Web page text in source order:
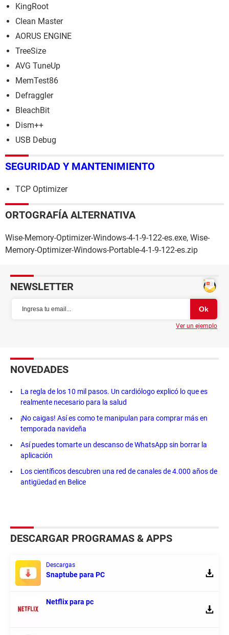
KingRoot
Clean Master
AORUS ENGINE
TreeSize
AVG TuneUp
MemTest86
Defraggler
BleachBit
Dism++
USB Debug
SEGURIDAD Y MANTENIMIENTO
TCP Optimizer
ORTOGRAFÍA ALTERNATIVA
Wise-Memory-Optimizer-Windows-4-1-9-122-es.exe, Wise-
Memory-Optimizer-Windows-Portable-4-1-9-122-es.zip
NEWSLETTER
Ver un ejemplo
NOVEDADES
La regla de los 10 mil pasos. Un cardiólogo explicó lo que es
realmente necesario para la salud
¡No caigas! Así es como te manipulan para comprar más en
temporada navideña
Así puedes tomarte un descanso de WhatsApp sin borrar la
aplicación
Los científicos descubren una red de canales de 4.000 años de
antigüedad en Belice
DESCARGAR PROGRAMAS & APPS
Descargas
Snaptube para PC
Netflix para pc